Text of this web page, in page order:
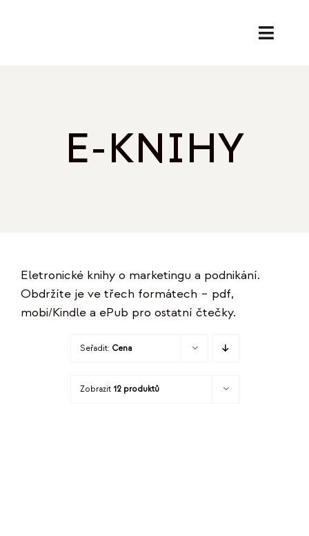
E-KNIHY
Eletronické knihy o marketingu a podnikání.
Obdržíte je ve třech formátech – pdf,
mobi/Kindle a ePub pro ostatní čtečky.
Seřadit: Cena
Zobrazit 12 produktů